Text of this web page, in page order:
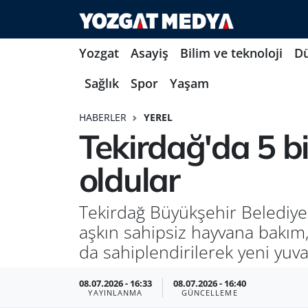
Yozgat Asayiş Bilim ve teknoloji
Sağlık
Spor Yaşam
HABERLER YEREL
Tekirdağ'da 5
oldular
Tekirdağ Büyükşehir
aşkın sahipsiz hayvana
da sahiplendirilerek yeni
08.07.2026 - 16:33
YAYINLANMA
08.07.2026 - 16:40
GÜNCELLEME